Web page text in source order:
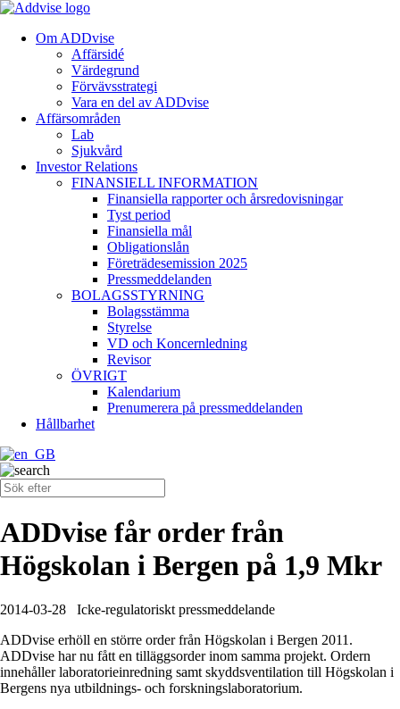
Om ADDvise
Affärsidé
Värdegrund
Förvävsstrategi
Vara en del av ADDvise
Affärsområden
Lab
Sjukvård
Investor Relations
FINANSIELL INFORMATION
Finansiella rapporter och årsredovisningar
Tyst period
Finansiella mål
Obligationslån
Företrädesemission 2025
Pressmeddelanden
BOLAGSSTYRNING
Bolagsstämma
Styrelse
VD och Koncernledning
Revisor
ÖVRIGT
Kalendarium
Prenumerera på pressmeddelanden
Hållbarhet
ADDvise får order från
Högskolan i Bergen på 1,9 Mkr
2014-03-28
Icke-regulatoriskt pressmeddelande
ADDvise erhöll en större order från Högskolan i Bergen 2011.
ADDvise har nu fått en tilläggsorder inom samma projekt. Ordern
innehåller laboratorieinredning samt skyddsventilation till Högskolan i
Bergens nya utbildnings- och forskningslaboratorium.